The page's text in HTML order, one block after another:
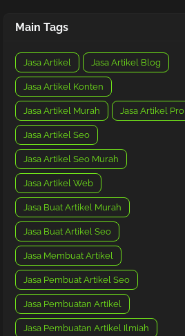
Main Tags
Jasa Artikel Jasa Artikel Blog
Jasa Artikel Konten
Jasa Artikel Murah Jasa Artikel Pro
Jasa Artikel Seo
Jasa Artikel Seo Murah
Jasa Artikel Web
Jasa Buat Artikel Murah
Jasa Buat Artikel Seo
Jasa Membuat Artikel
Jasa Pembuat Artikel Seo
Jasa Pembuatan Artikel
Jasa Pembuatan Artikel Ilmiah